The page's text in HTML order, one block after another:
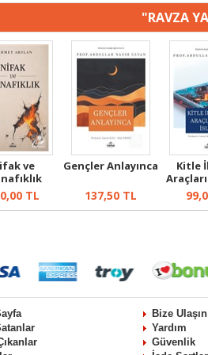
"RAVZA
ve
TL
Gençler Anlayınca
137,50 TL
Kitle
Bize Ulaşın
Yardım
Güvenlik